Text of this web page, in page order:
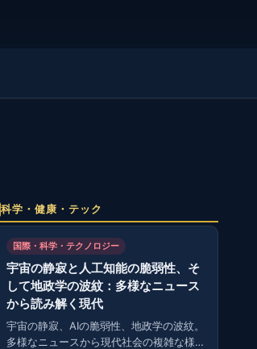
科学・健康・テック
国際・科学・テクノロジー
宇宙の静寂と人工知能の脆弱性、そ
して地政学の波紋：多様なニュース
から読み解く現代
宇宙の静寂、AIの脆弱性、地政学の波紋。
多様なニュースから現代社会の複雑な様